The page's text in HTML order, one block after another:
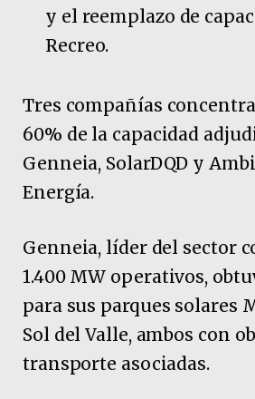
y el reemplazo de
Recreo.
Tres compañías
60% de la capacidad
Genneia, SolarDQD y
Energía.
Genneia, líder del sector
1.400 MW operativos,
para sus parques solares
Sol del Valle, ambos con
transporte asociadas.